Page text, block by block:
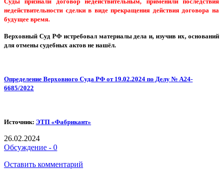
недействительности сделки в виде прекращения действия договора на
будущее время.
Верховный Суд РФ истребовал материалы дела и, изучив их, оснований
для отмены судебных актов не нашёл.
Определение Верховного Суда РФ от 19.02.2024 по Делу № А24-
6685/2022
Источник: ЭТП «Фабрикант»
26.02.2024
Обсуждение - 0
Оставить комментарий